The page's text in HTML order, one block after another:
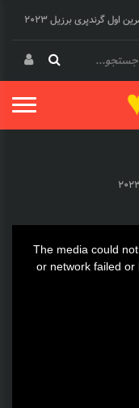
اول گرندپری برزیل 2023
The media could
or network failed or